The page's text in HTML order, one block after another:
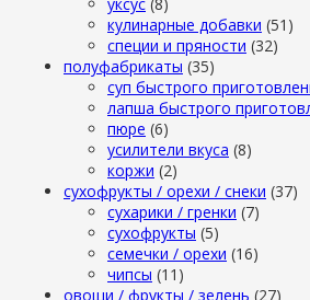
кулинарные добавки (51)
специи и пряности (32)
полуфабрикаты (35)
суп быстрого
лапша быстрого
пюре (6)
усилители вкуса (8)
коржи (2)
сухофрукты / орехи / снеки (37)
сухарики / гренки (7)
сухофрукты (5)
семечки / орехи (16)
чипсы (11)
овощи / фрукты / зелень (27)